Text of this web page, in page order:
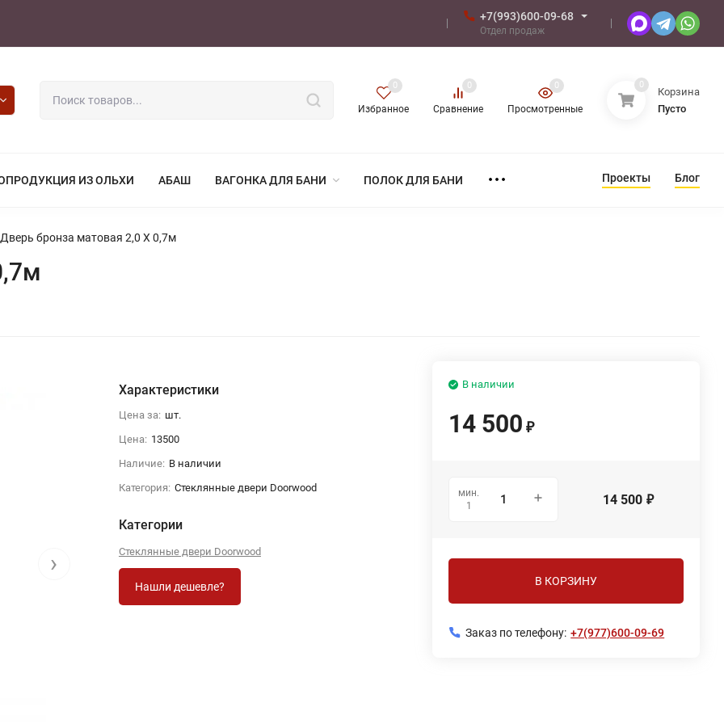
+7(993)600-09-68
Отдел продаж
Избранное
0
Сравнение
0
Просмотренные
0 0
Корзина
Пусто
ИЗ ОЛЬХИ АБАШ ВАГОНКА ДЛЯ БАНИ ПОЛОК ДЛЯ БАНИ Проекты Блог
Дверь бронза матовая 2,0 Х 0,7м
›
Характеристики
Цена за: шт.
Цена: 13500
Наличие: В наличии
Категория: Стеклянные двери Doorwood
Категории
Стеклянные двери Doorwood
В наличии
14 500 ₽
мин.
1
14 500 ₽
В КОРЗИНУ
Заказ по телефону: +7(977)600-09-69